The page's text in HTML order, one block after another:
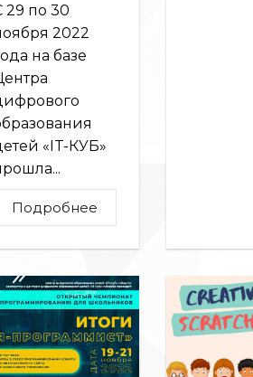
29 по 30
2022
на базе
«IT-КУБ»
Подробнее